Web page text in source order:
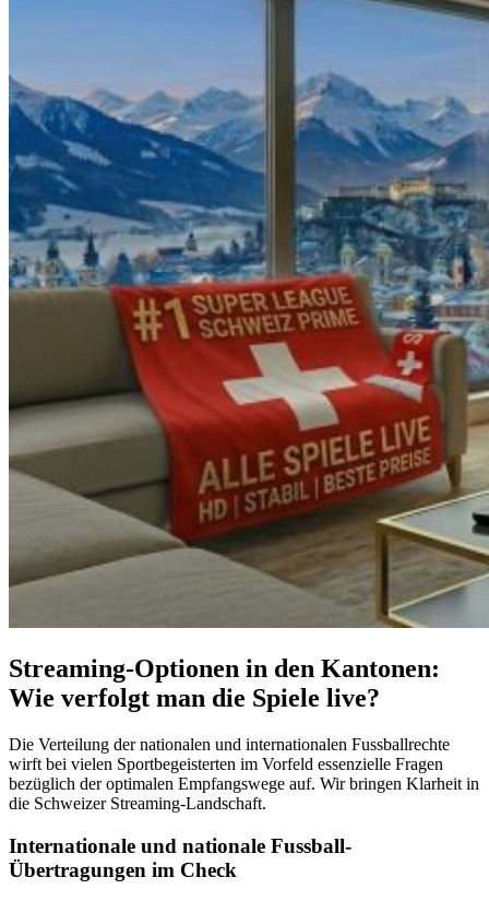
Streaming-Optionen in den Kantonen:
Wie verfolgt man die Spiele live?
Die Verteilung der nationalen und internationalen Fussballrechte
wirft bei vielen Sportbegeisterten im Vorfeld essenzielle Fragen
bezüglich der optimalen Empfangswege auf. Wir bringen Klarheit in
die Schweizer Streaming-Landschaft.
Internationale und nationale Fussball-
Übertragungen im Check